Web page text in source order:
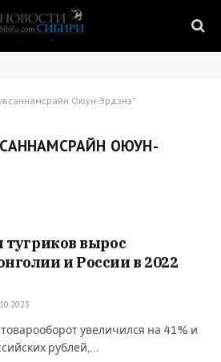
Оюун-Эрдэнэ"
ОЮУН-
тугриков вырос
и России в 2022
увеличился на 41% и
рублей,…